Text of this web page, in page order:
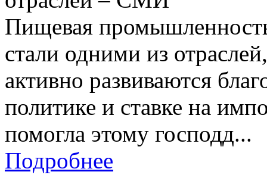
Пищевая
стали одними из
активно развиваются
политике и ставке на
помогла этому господд...
Подробнее